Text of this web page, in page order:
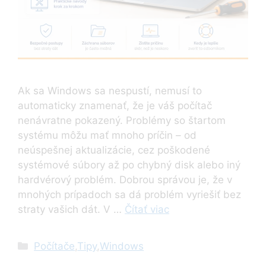
Ak sa Windows sa nespustí, nemusí to
automaticky znamenať, že je váš počítač
nenávratne pokazený. Problémy so štartom
systému môžu mať mnoho príčin – od
neúspešnej aktualizácie, cez poškodené
systémové súbory až po chybný disk alebo iný
hardvérový problém. Dobrou správou je, že v
mnohých prípadoch sa dá problém vyriešiť bez
straty vašich dát. V … Čítať viac
Kategórie
Počítače,Tipy,Windows